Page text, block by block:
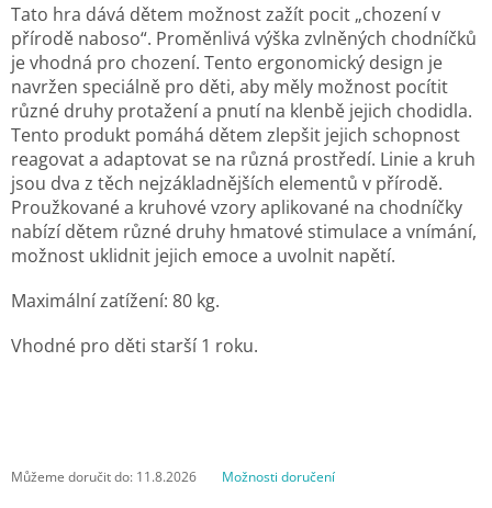
Můžeme doručit do: 11.8.2026 Možnosti doručení
Tato hra dává dětem možnost zažít pocit „chození v
přírodě naboso“. Proměnlivá výška zvlněných chodníčků
je vhodná pro chození. Tento ergonomický design je
navržen speciálně pro děti, aby měly možnost pocítit
různé druhy protažení a pnutí na klenbě jejich chodidla.
Tento produkt pomáhá dětem zlepšit jejich schopnost
reagovat a adaptovat se na různá prostředí. Linie a kruh
jsou dva z těch nejzákladnějších elementů v přírodě.
Proužkované a kruhové vzory aplikované na chodníčky
nabízí dětem různé druhy hmatové stimulace a vnímání,
možnost uklidnit jejich emoce a uvolnit napětí.
Maximální zatížení: 80 kg.
Vhodné pro děti starší 1 roku.